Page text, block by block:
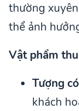
thường
thể ảnh
Vật phẩm
Tượng
khách